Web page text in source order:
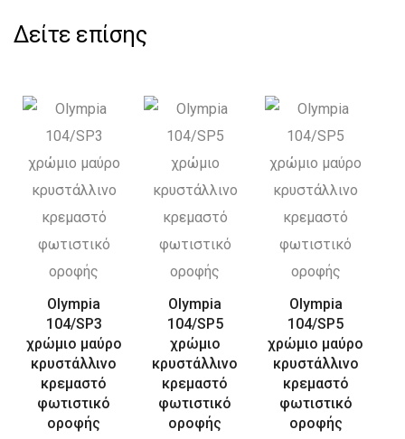
Δείτε επίσης
Olympia
104/SP3
χρώμιο μαύρο
κρυστάλλινο
κρεμαστό
φωτιστικό
οροφής
Olympia
104/SP5
χρώμιο
κρυστάλλινο
κρεμαστό
φωτιστικό
οροφής
Olympia
104/SP5
χρώμιο μαύρο
κρυστάλλινο
κρεμαστό
φωτιστικό
οροφής